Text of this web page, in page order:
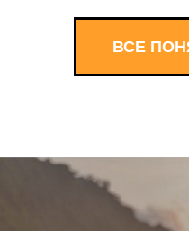
ВСЕ